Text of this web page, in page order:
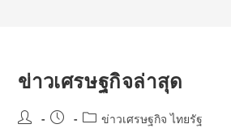
ข่าวเศรษฐกิจล่าสุด
Post
Post
Postข่าวเศรษฐกิจ ไทยรัฐ